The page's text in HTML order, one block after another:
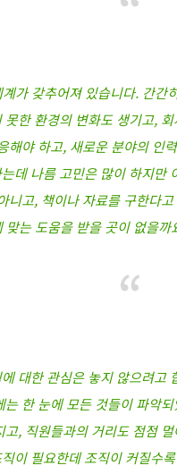
가 갖추어져 있습니다. 간
한 환경의 변화도 생기고,
해야 하고, 새로운 분야의 인
데 나름 고민은 많이 하지
니고, 책이나 자료를 구한다
는 도움을 받을 곳이 없을까
대한 관심은 놓지 않으려
한 눈에 모든 것들이 파악
, 직원들과의 거리도 점점
이 필요한데 조직이 커질수